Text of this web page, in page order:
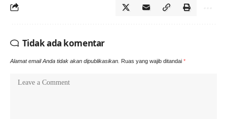
Tidak ada komentar
Alamat email Anda tidak akan dipublikasikan. Ruas yang wajib ditandai *